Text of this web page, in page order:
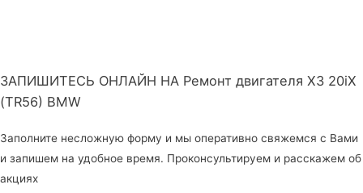
ЗАПИШИТЕСЬ ОНЛАЙН НА Ремонт двигателя X3 20iX
(TR56) BMW
Заполните несложную форму и мы оперативно свяжемся с Вами
и запишем на удобное время. Проконсультируем и расскажем об
акциях